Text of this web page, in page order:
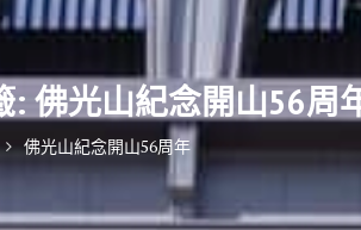
: 佛光山紀念開山56周
佛光山紀念開山56周年